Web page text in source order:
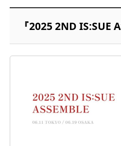
『2025 2ND IS:SUE